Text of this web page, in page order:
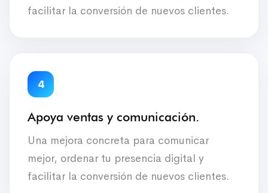
facilitar la conversión de nuevos clientes.
4
Apoya ventas y comunicación.
Una mejora concreta para comunicar
mejor, ordenar tu presencia digital y
facilitar la conversión de nuevos clientes.